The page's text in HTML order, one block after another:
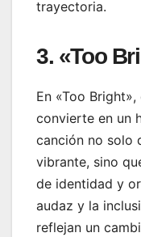
trayectoria.
3. «Too
En «Too
convierte en un
canción no solo
vibrante, sino
de identidad y
audaz y la
reflejan un